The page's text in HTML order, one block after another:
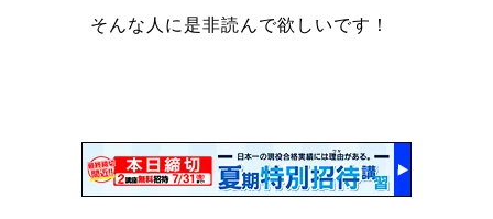
そんな人に是非読んで欲しいです！